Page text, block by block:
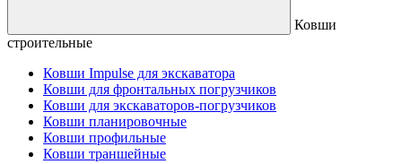
Ковши
строительные
Ковши Impulse для экскаватора
Ковши для фронтальных погрузчиков
Ковши для экскаваторов-погрузчиков
Ковши планировочные
Ковши профильные
Ковши траншейные